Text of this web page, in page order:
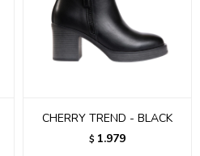
CHERRY TREND - BLACK
$ 1.979